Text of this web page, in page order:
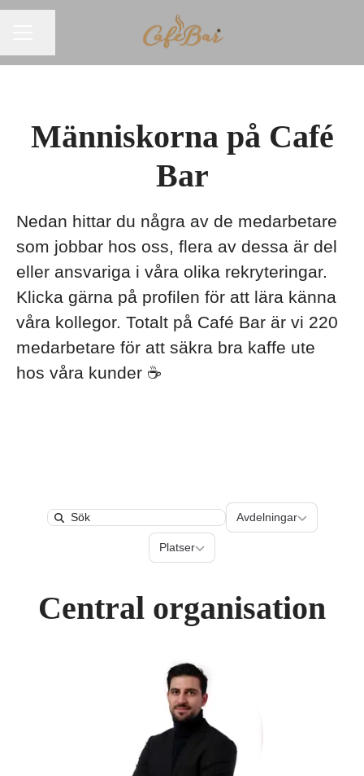
Människorna på Café
Bar
Nedan hittar du några av de medarbetare
som jobbar hos oss, flera av dessa är del
eller ansvariga i våra olika rekryteringar.
Klicka gärna på profilen för att lära känna
våra kollegor. Totalt på Café Bar är vi 220
medarbetare för att säkra bra kaffe ute
hos våra kunder ☕️
Search
Avdelningar
Avdelningar
Platser
Platser
Central organisation